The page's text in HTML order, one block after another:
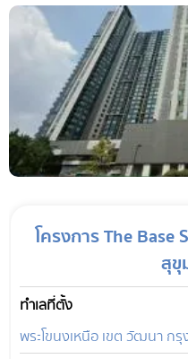
โครงการ The Base
สุขุ
ทำเลที่ตั้ง
พระโขนงเหนือ เขต วัฒนา กรุ